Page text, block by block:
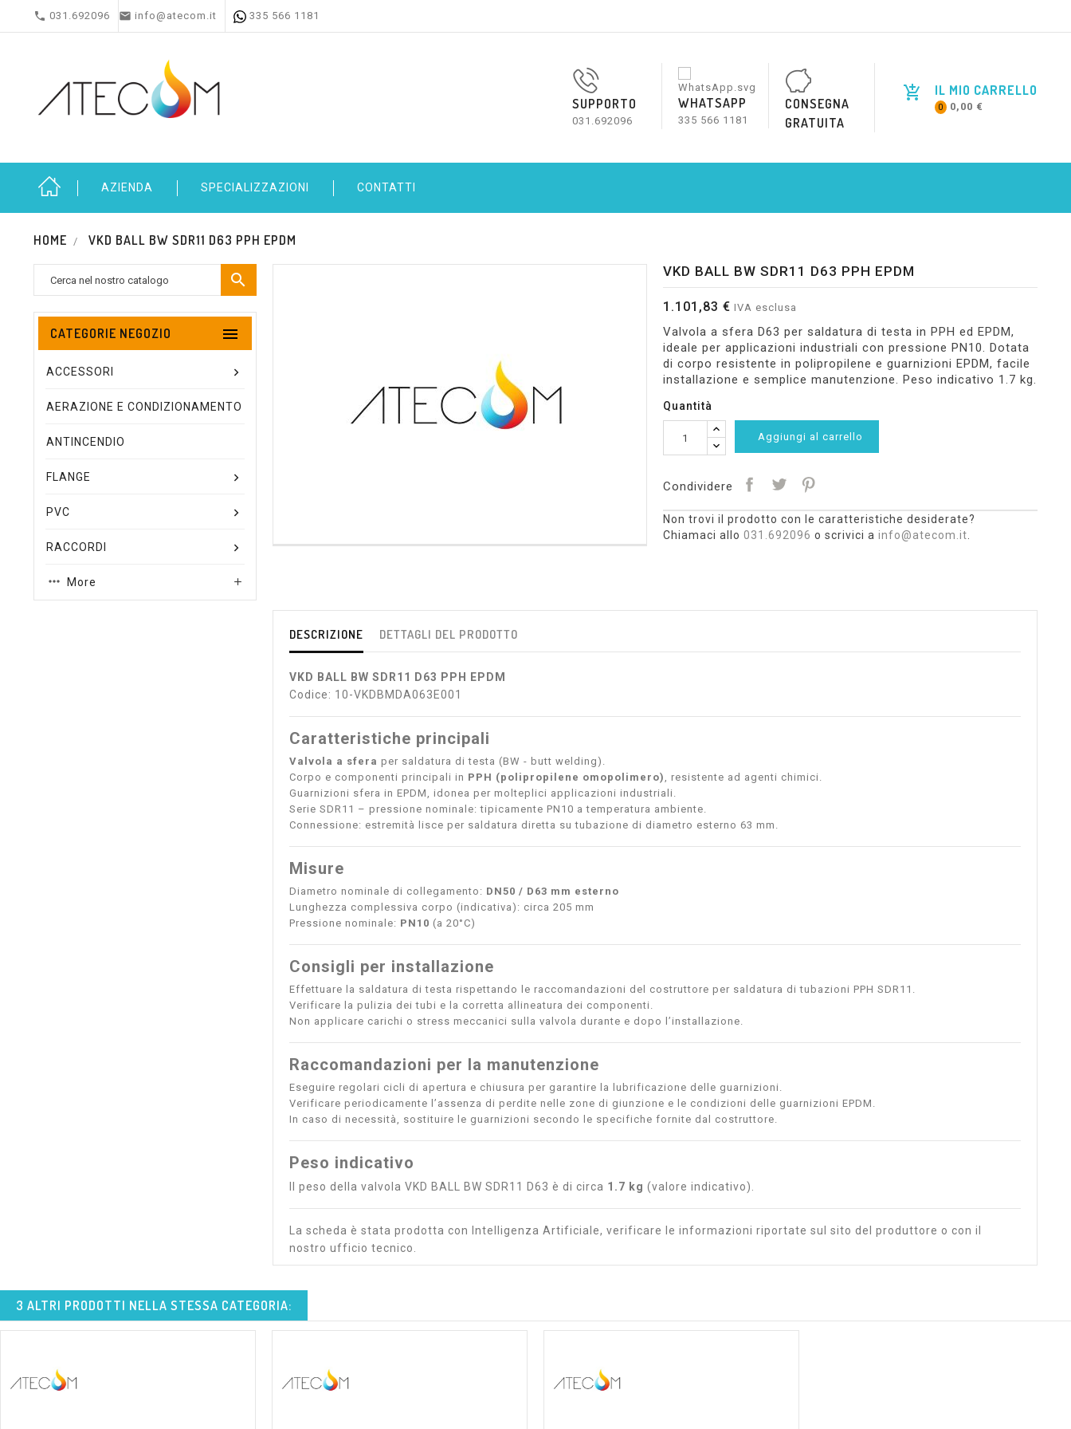
 031.692096  info@atecom.it 335 566 1181
IL MIO CARRELLO
0 0,00 €
SUPPORTO
031.692096
WHATSAPP
335 566 1181
CONSEGNA
GRATUITA
AZIENDA SPECIALIZZAZIONI CONTATTI
HOME VKD BALL BW SDR11 D63 PPH EPDM

CATEGORIE NEGOZIO 
ACCESSORI
AERAZIONE E CONDIZIONAMENTO
ANTINCENDIO
FLANGE
PVC
RACCORDI
More 
VKD BALL BW SDR11 D63 PPH EPDM
1.101,83 € IVA esclusa
Valvola a sfera D63 per saldatura di testa in PPH ed EPDM,
ideale per applicazioni industriali con pressione PN10. Dotata
di corpo resistente in polipropilene e guarnizioni EPDM, facile
installazione e semplice manutenzione. Peso indicativo 1.7 kg.
Quantità
Aggiungi al carrello
Condividere
Non trovi il prodotto con le caratteristiche desiderate?
Chiamaci allo 031.692096 o scrivici a info@atecom.it
DESCRIZIONE DETTAGLI DEL PRODOTTO
VKD BALL BW SDR11 D63 PPH EPDM
Codice: 10-VKDBMDA063E001
Caratteristiche principali
Valvola a sfera per saldatura di testa (BW - butt welding).
Corpo e componenti principali in PPH (polipropilene omopolimero), resistente ad agenti chimici.
Guarnizioni sfera in EPDM, idonea per molteplici applicazioni industriali.
Serie SDR11 – pressione nominale: tipicamente PN10 a temperatura ambiente.
Connessione: estremità lisce per saldatura diretta su tubazione di diametro esterno 63 mm.
Misure
Diametro nominale di collegamento: DN50 / D63 mm esterno
Lunghezza complessiva corpo (indicativa): circa 205 mm
Pressione nominale: PN10 (a 20°C)
Consigli per installazione
Effettuare la saldatura di testa rispettando le raccomandazioni del costruttore per saldatura di tubazioni PPH SDR11.
Verificare la pulizia dei tubi e la corretta allineatura dei componenti.
Non applicare carichi o stress meccanici sulla valvola durante e dopo l’installazione.
Raccomandazioni per la manutenzione
Eseguire regolari cicli di apertura e chiusura per garantire la lubrificazione delle guarnizioni.
Verificare periodicamente l’assenza di perdite nelle zone di giunzione e le condizioni delle guarnizioni EPDM.
In caso di necessità, sostituire le guarnizioni secondo le specifiche fornite dal costruttore.
Peso indicativo
Il peso della valvola VKD BALL BW SDR11 D63 è di circa 1.7 kg (valore indicativo).
La scheda è stata prodotta con Intelligenza Artificiale, verificare le informazioni riportate sul sito del produttore o con il
nostro ufficio tecnico.
3 ALTRI PRODOTTI NELLA STESSA CATEGORIA: